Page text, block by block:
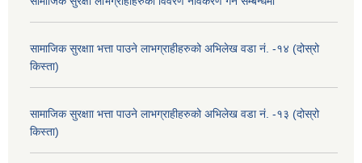
सामाजिक सुरक्षाा भत्ता पाउने लाभग्राहीहरुको अभिलेख वडा नं. -१४ (दोस्रो
किस्ता)
सामाजिक सुरक्षाा भत्ता पाउने लाभग्राहीहरुको अभिलेख वडा नं. -१३ (दोस्रो
किस्ता)